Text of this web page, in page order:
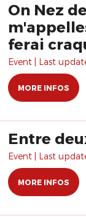
On Nez
ferai
Event | Last
MORE INFOS
Entre
Event | Last
MORE INFOS